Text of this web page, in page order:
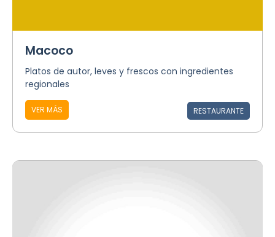
Macoco
Platos de autor, leves y frescos con ingredientes
regionales
VER MÁS RESTAURANTE